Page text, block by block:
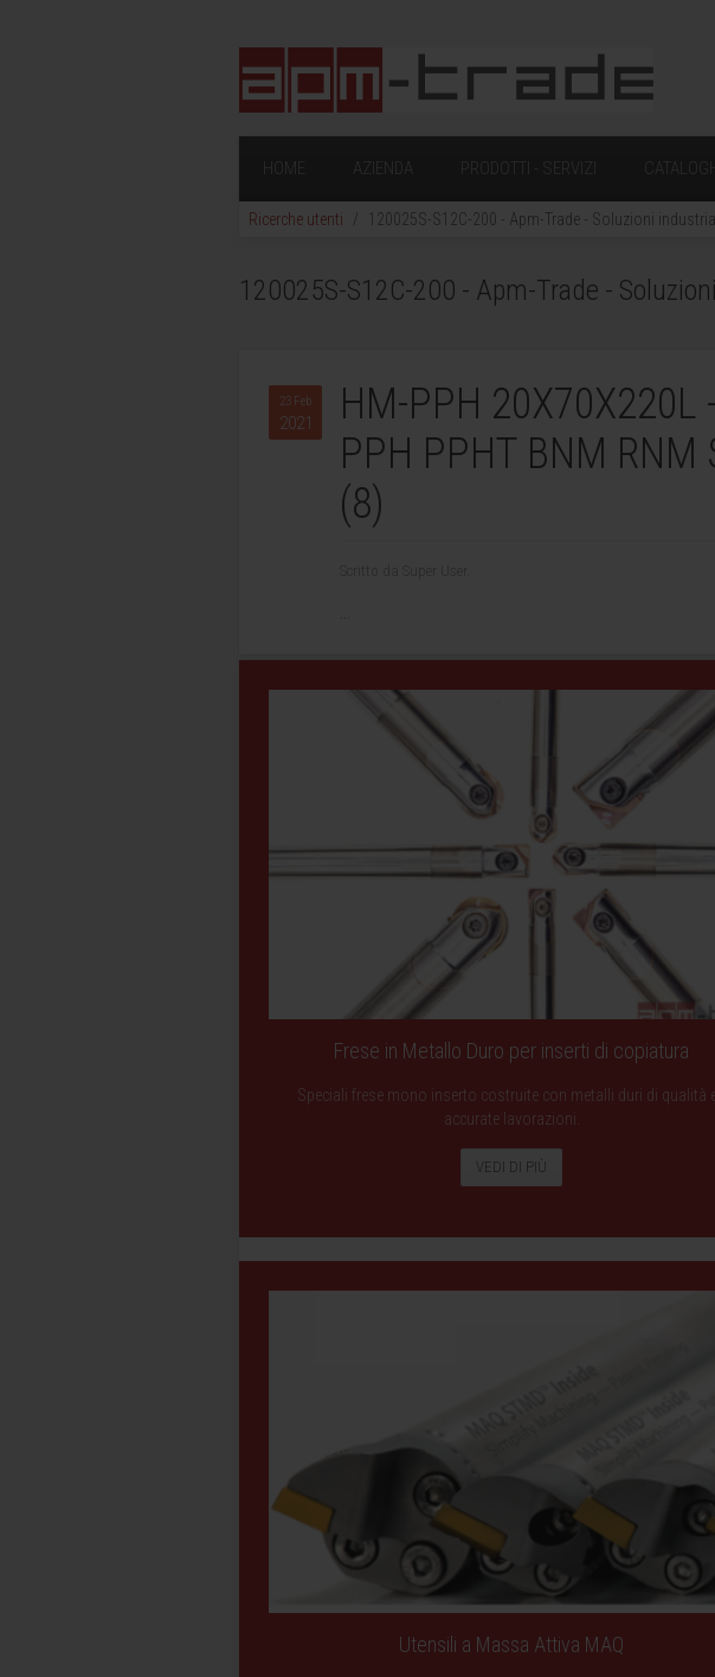
HOME AZIENDA PRODOTTI - SERVIZI
Ricerche utenti 120025S-S12C-200 - Apm-Trade - Soluzioni
120025S-S12C-200 - Apm-Trade -
23 Feb
2021
HM-PPH 20X70X220L
PPH PPHT BNM RNM
(8)
Frese in Metallo Duro per inserti di copiatura
Speciali frese mono inserto costruite con metalli duri di qualità
accurate lavorazioni.
VEDI DI PIÙ
Utensili a Massa Attiva MAQ